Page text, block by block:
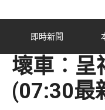
即時新聞
壞車︰呈
(07:30最